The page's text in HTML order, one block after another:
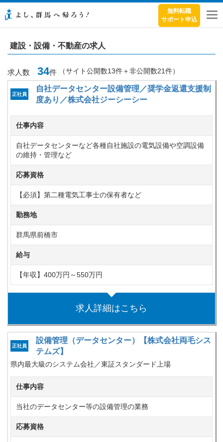
無料転職
サポート申込
建設・設備・不動産の求人
求人数 34件 （サイト公開数13件＋非公開数21件）
正社員
自社データセンター設備管理／奨学金返還支援制
度あり／株式会社ジーシーシー
仕事内容
自社データセンターなど各種自社施設の電気設備や空調設備
の維持・管理など
応募資格
【必須】第二種電気工事士の保有者など
勤務地
群馬県前橋市
給与
【年収】400万円～550万円
求人詳細はこちら
正社員
設備管理（データセンター）【株式会社両毛シス
テムズ】
県内最大級のシステム会社／東証スタンダード上場
仕事内容
当社のデータセンター等の設備管理の業務
応募資格